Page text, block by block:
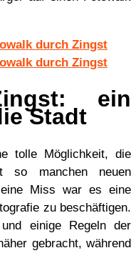
ein
Stadt
tolle Möglichkeit, die
so manchen neuen
Miss war es eine
zu beschäftigen.
einige Regeln der
gebracht, während